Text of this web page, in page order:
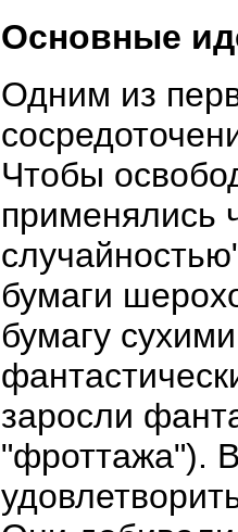
Основные
Одним из
Чтобы
применялись
бумаги
бумагу
заросли
"фроттажа").